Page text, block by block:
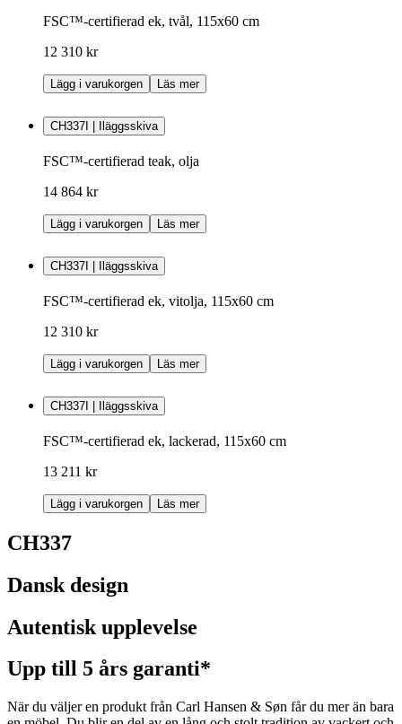
FSC™-certifierad ek, tvål, 115x60 cm
12 310 kr
Lägg i varukorgen Läs mer
CH337I | Iläggsskiva
FSC™-certifierad teak, olja
14 864 kr
Lägg i varukorgen Läs mer
CH337I | Iläggsskiva
FSC™-certifierad ek, vitolja, 115x60 cm
12 310 kr
Lägg i varukorgen Läs mer
CH337I | Iläggsskiva
FSC™-certifierad ek, lackerad, 115x60 cm
13 211 kr
Lägg i varukorgen Läs mer
CH337
Dansk design
Autentisk upplevelse
Upp till 5 års garanti*
När du väljer en produkt från Carl Hansen & Søn får du mer än bara